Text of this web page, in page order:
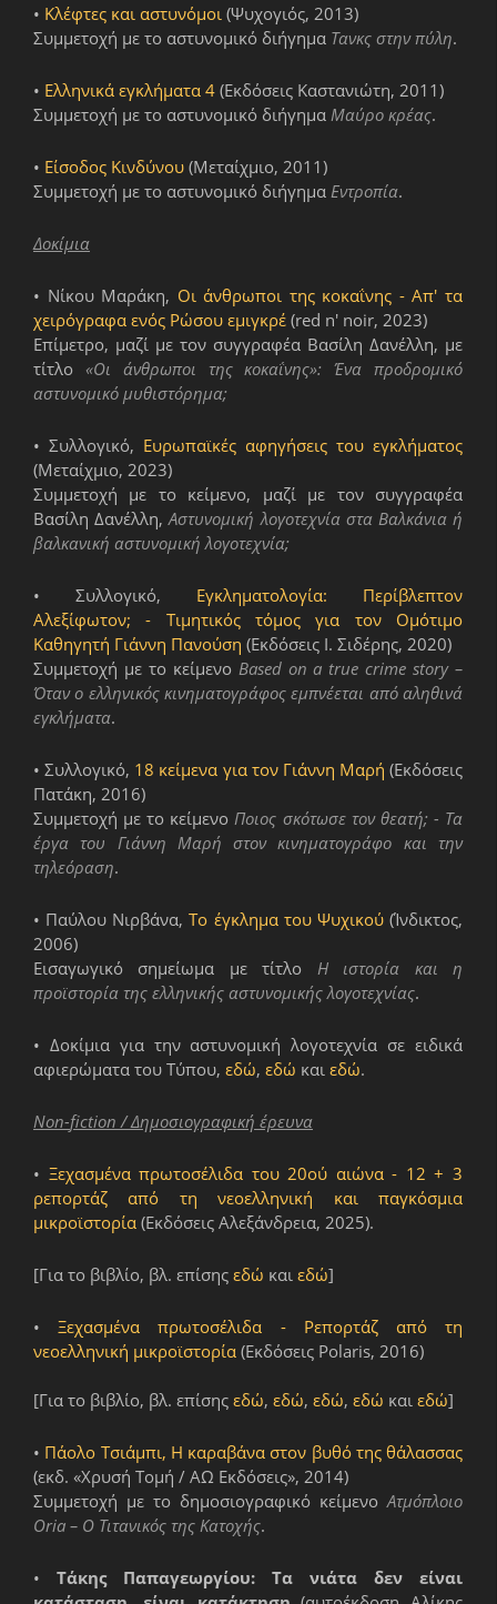
• Κλέφτες και αστυνόμοι (Ψυχογιός, 2013)
Συμμετοχή με το αστυνομικό διήγημα Τανκς στην πύλη.
• Ελληνικά εγκλήματα 4 (Εκδόσεις Καστανιώτη, 2011)
Συμμετοχή με το αστυνομικό διήγημα Μαύρο κρέας.
• Είσοδος Κινδύνου (Μεταίχμιο, 2011)
Συμμετοχή με το αστυνομικό διήγημα Εντροπία.
Δοκίμια
• Νίκου Μαράκη, Οι άνθρωποι της κοκαΐνης - Απ' τα
χειρόγραφα ενός Ρώσου εμιγκρέ (red n' noir, 2023)
Επίμετρο, μαζί με τον συγγραφέα Βασίλη Δανέλλη, με
τίτλο «Οι άνθρωποι της κοκαΐνης»: Ένα προδρομικό
αστυνομικό μυθιστόρημα;
• Συλλογικό, Ευρωπαϊκές αφηγήσεις του εγκλήματος
(Μεταίχμιο, 2023)
Συμμετοχή με το κείμενο, μαζί με τον συγγραφέα
Βασίλη Δανέλλη,Αστυνομική λογοτεχνία στα Βαλκάνια ή
βαλκανική αστυνομική λογοτεχνία;
• Συλλογικό, Εγκληματολογία: Περίβλεπτον
Αλεξίφωτον; - Τιμητικός τόμος για τον Ομότιμο
Καθηγητή Γιάννη Πανούση (Εκδόσεις Ι. Σιδέρης, 2020)
Συμμετοχή με το κείμενο Based on a true crime story –
Όταν ο ελληνικός κινηματογράφος εμπνέεται από αληθινά
εγκλήματα.
• Συλλογικό, 18 κείμενα για τον Γιάννη Μαρή (Εκδόσεις
Πατάκη, 2016)
Συμμετοχή με το κείμενο Ποιος σκότωσε τον θεατή; - Τα
έργα του Γιάννη Μαρή στον κινηματογράφο και την
τηλεόραση.
• Παύλου Νιρβάνα,Το έγκλημα του Ψυχικού(Ίνδικτος,
2006)
Εισαγωγικό σημείωμα με τίτλο Η ιστορία και η
προϊστορία της ελληνικής αστυνομικής λογοτεχνίας.
• Δοκίμια για την αστυνομική λογοτεχνία σε ειδικά
αφιερώματα του Τύπου, εδώ, εδώ και εδώ.
Non-fiction / Δημοσιογραφική έρευνα
• Ξεχασμένα πρωτοσέλιδα του 20ού αιώνα - 12 + 3
ρεπορτάζ από τη νεοελληνική και παγκόσμια
μικροϊστορία (Εκδόσεις Αλεξάνδρεια, 2025).
[Για το βιβλίο, βλ. επίσης εδώ και εδώ]
•Ξεχασμένα πρωτοσέλιδα - Ρεπορτάζ από τη
νεοελληνική μικροϊστορία (Εκδόσεις Polaris, 2016)
[Για το βιβλίο, βλ. επίσης εδώ, εδώ, εδώ, εδώ και εδώ]
• Πάολο Τσιάμπι, Η καραβάνα στον βυθό της θάλασσας
(εκδ. «Χρυσή Τομή / ΑΩ Εκδόσεις», 2014)
Συμμετοχή με το δημοσιογραφικό κείμενο Ατμόπλοιο
Oria – Ο Τιτανικός της Κατοχής.
• Τάκης Παπαγεωργίου: Τα νιάτα δεν είναι